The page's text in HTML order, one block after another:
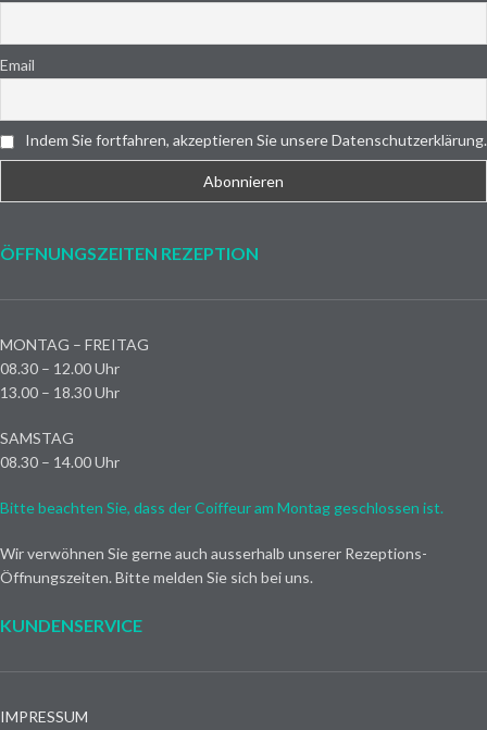
Email
Indem Sie fortfahren, akzeptieren Sie unsere Datenschutzerklärung.
ÖFFNUNGSZEITEN REZEPTION
MONTAG – FREITAG
08.30 – 12.00 Uhr
13.00 – 18.30 Uhr
SAMSTAG
08.30 – 14.00 Uhr
Bitte beachten Sie, dass der Coiffeur am Montag geschlossen ist.
Wir verwöhnen Sie gerne auch ausserhalb unserer Rezeptions-
Öffnungszeiten. Bitte melden Sie sich bei uns.
KUNDENSERVICE
IMPRESSUM